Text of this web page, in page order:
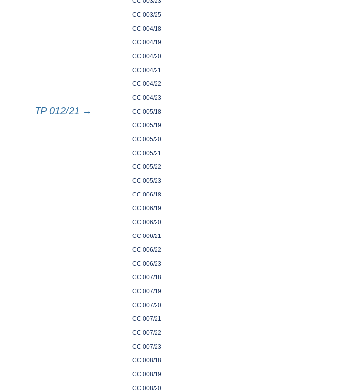
TP 012/21 →
CC 003/25
CC 004/18
CC 004/19
CC 004/20
CC 004/21
CC 004/22
CC 004/23
CC 005/18
CC 005/19
CC 005/20
CC 005/21
CC 005/22
CC 005/23
CC 006/18
CC 006/19
CC 006/20
CC 006/21
CC 006/22
CC 006/23
CC 007/18
CC 007/19
CC 007/20
CC 007/21
CC 007/22
CC 007/23
CC 008/18
CC 008/19
CC 008/20